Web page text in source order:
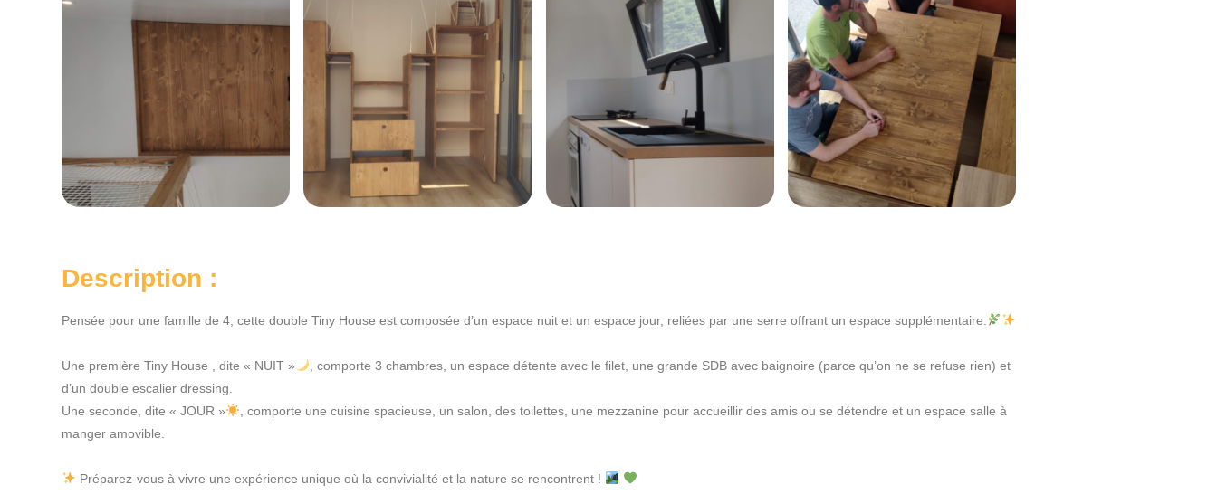
Description :
Pensée pour une famille de 4, cette double Tiny House est composée d’un espace nuit et un espace jour, reliées par une serre offrant un espace supplémentaire.
Une première Tiny House , dite « NUIT »
, comporte 3 chambres, un espace détente avec le filet, une grande SDB avec baignoire (parce qu’on ne se refuse rien) et
d’un double escalier dressing.
Une seconde, dite « JOUR »
, comporte une cuisine spacieuse, un salon, des toilettes, une mezzanine pour accueillir des amis ou se détendre et un espace salle à
manger amovible.
Préparez-vous à vivre une expérience unique où la convivialité et la nature se rencontrent !